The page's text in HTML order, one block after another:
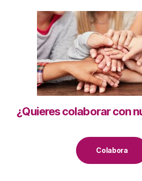
¿Quieres colaborar con
Colabora